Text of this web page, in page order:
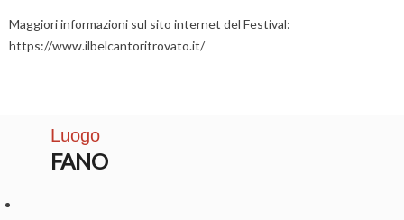
Maggiori informazioni sul sito internet del Festival:
https://www.ilbelcantoritrovato.it/
Luogo
FANO